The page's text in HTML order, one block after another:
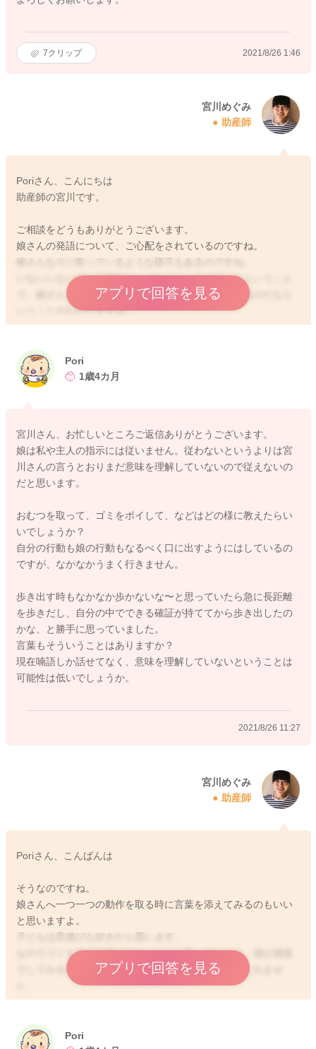
7クリップ 2021/8/26 1:46
宮川めぐみ
助産師
Poriさん、こんにちは
助産師の宮川です。
ご相談をどうもありがとうございます。
娘さんの発語について、ご心配をされているのですね。
娘さんなりに歌っているような様子もあるのですね。
いないいないばぁの真似のようなこともできているということ
で、娘さんもおしゃべりをしようとする気持ちがあるのだなと
いうことがわかりますね。
言葉の発達に関して、順序としてまずは言葉の理解をしてから
Poriさんの簡単な指示に従うことができますか？例えば、ゴミを
ポイしてきて〜やオムツとって〜など聞いてくれますか？
くると思います。
2歳になると言葉が急に増えるお子さんも多いですよ。
私の娘もそうでした。
ゆっくりで言葉がなかなか出なかったですが、2歳を超えるとた
今実践されているように、たくさん話しかけていただくことを
続けていただくといいと思いますよ。
週末にご家族皆さんが揃う時には、お話をしている様子をたく
さん見せてあげるのもいいと思います。
よかったら参考になさってみてください。
どうぞよろしくお願いします。
アプリで回答を見る
2021/8/26 10:27
Pori
1歳4カ月
宮川さん、お忙しいところご返信ありがとうございます。
娘は私や主人の指示には従いません。従わないというよりは宮
川さんの言うとおりまだ意味を理解していないので従えないの
だと思います。
おむつを取って、ゴミをポイして、などはどの様に教えたらい
いでしょうか？
自分の行動も娘の行動もなるべく口に出すようにはしているの
ですが、なかなかうまく行きません。
歩き出す時もなかなか歩かないな〜と思っていたら急に長距離
を歩きだし、自分の中でできる確証が持ててから歩き出したの
かな、と勝手に思っていました。
言葉もそういうことはありますか？
現在喃語しか話せてなく、意味を理解していないということは
可能性は低いでしょうか。
2021/8/26 11:27
宮川めぐみ
助産師
Poriさん、こんばんは
そうなのですね。
娘さんへ一つ一つの動作を取る時に言葉を添えてみるのもいい
と思いますよ。
子どもは音遊びも好きだと思います。
なのでゴミを捨てる時にぽ〜い！っと言ってみたり、遊び感覚
でしてみると面白がって興味を持つようになるかもしれませ
歌を歌うようにしながらでもいいと思いますよ。
す。
アプリで回答を見る
Pori